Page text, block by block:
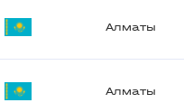
Алматы
Алматы